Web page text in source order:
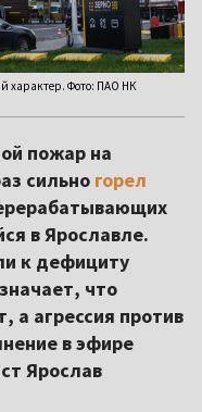
характер. Фото: ПАО НК
пожар на
сильно горел
в Ярославле.
к дефициту
что
а агрессия против
в эфире
Ярослав